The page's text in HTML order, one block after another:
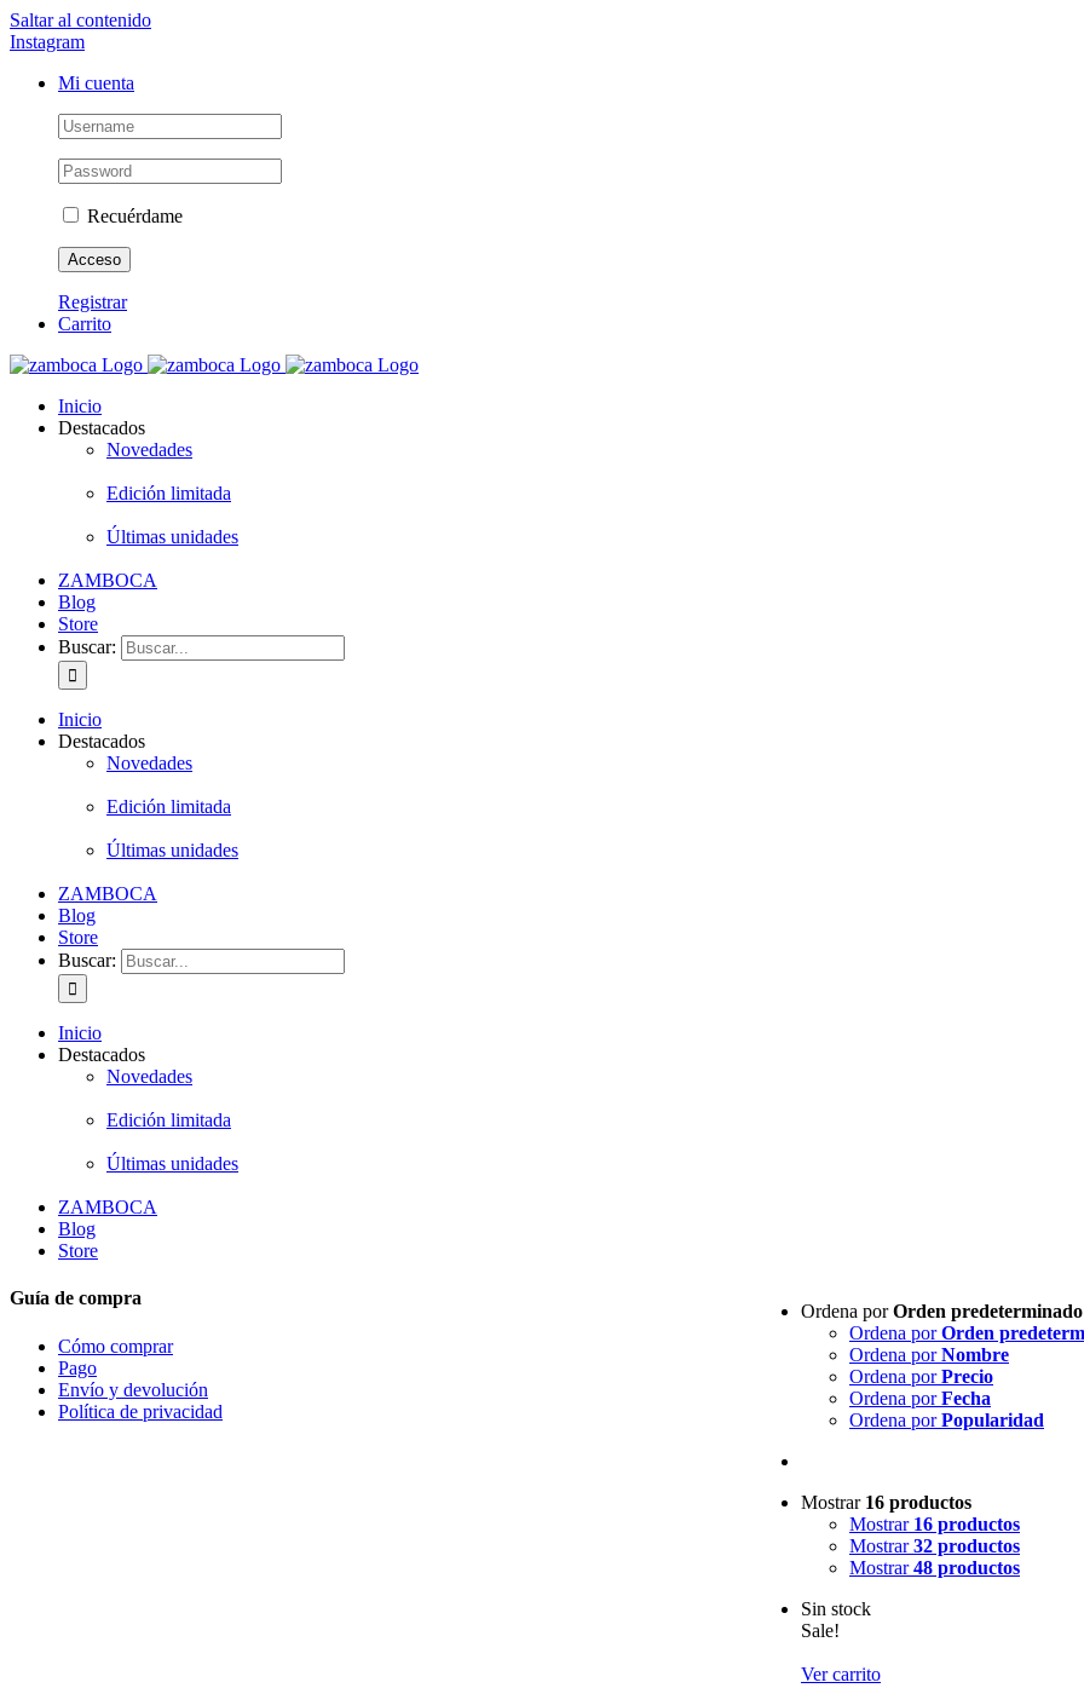
Saltar al contenido
Instagram
Mi cuenta
Recuérdame
Registrar
Carrito
Inicio
Destacados
Novedades
Edición limitada
Últimas unidades
ZAMBOCA
Blog
Store
Buscar:
Inicio
Destacados
Novedades
Edición limitada
Últimas unidades
ZAMBOCA
Blog
Store
Buscar:
Inicio
Destacados
Novedades
Edición limitada
Últimas unidades
ZAMBOCA
Blog
Store
Ordena porOrden predeterminado
Ordena porOrden
Ordena porNombre
Ordena porPrecio
Ordena porFecha
Ordena porPopularidad
Mostrar 16 productos
Mostrar 16 productos
Mostrar32 productos
Mostrar48 productos
Sin stock
Sale!
Ver carrito
Guía de compra
Cómo comprar
Pago
Envío y devolución
Política de privacidad